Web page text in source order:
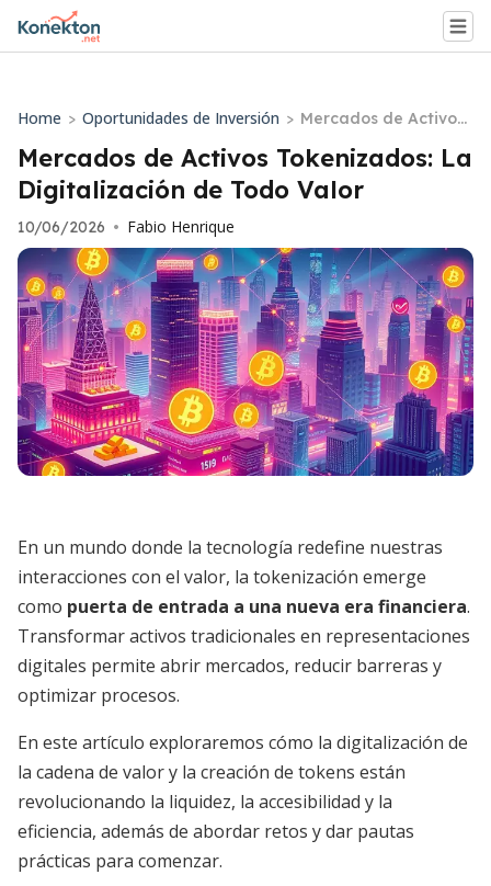
Home > Oportunidades de Inversión > Mercados de Activos
Tokenizados: La Digit
alización de Todo Val
or
Mercados de Activos Tokenizados: La
Digitalización de Todo Valor
10/06/2026 • Fabio Henrique
En un mundo donde la tecnología redefine nuestras
interacciones con el valor, la tokenización emerge
como puerta de entrada a una nueva era financiera.
Transformar activos tradicionales en representaciones
digitales permite abrir mercados, reducir barreras y
optimizar procesos.
En este artículo exploraremos cómo la digitalización de
la cadena de valor y la creación de tokens están
revolucionando la liquidez, la accesibilidad y la
eficiencia, además de abordar retos y dar pautas
prácticas para comenzar.